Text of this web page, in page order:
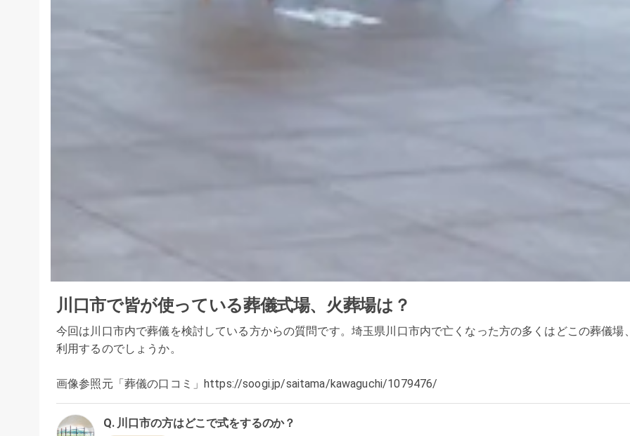
川口市で皆が使っている葬儀式場、火葬場は？
今回は川口市内で葬儀を検討している方からの質問です。埼玉県川口市内で亡くなった方の多くはどこの葬儀場
利用するのでしょうか。
画像参照元「葬儀の口コミ」https://soogi.jp/saitama/kawaguchi/1079476/
川口市の方はどこで式をするのか？